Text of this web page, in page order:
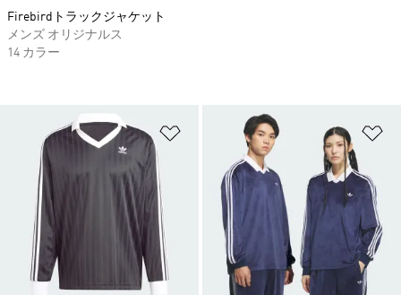
ほしいものリストに追加
Firebirdトラックジャケット
メンズ オリジナルス
14 カラー